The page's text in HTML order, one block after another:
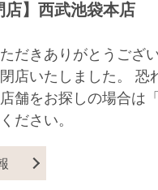
店】西武池袋本店
だきありがとうござい
店いたしました。 恐
舗をお探しの場合は
ださい。